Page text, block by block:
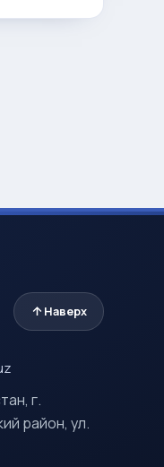
Наверх
г.
район, ул.